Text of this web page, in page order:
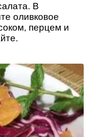
В
оливковое
перцем и